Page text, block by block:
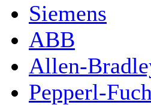
Siemens
ABB
Allen-
Pepperl-